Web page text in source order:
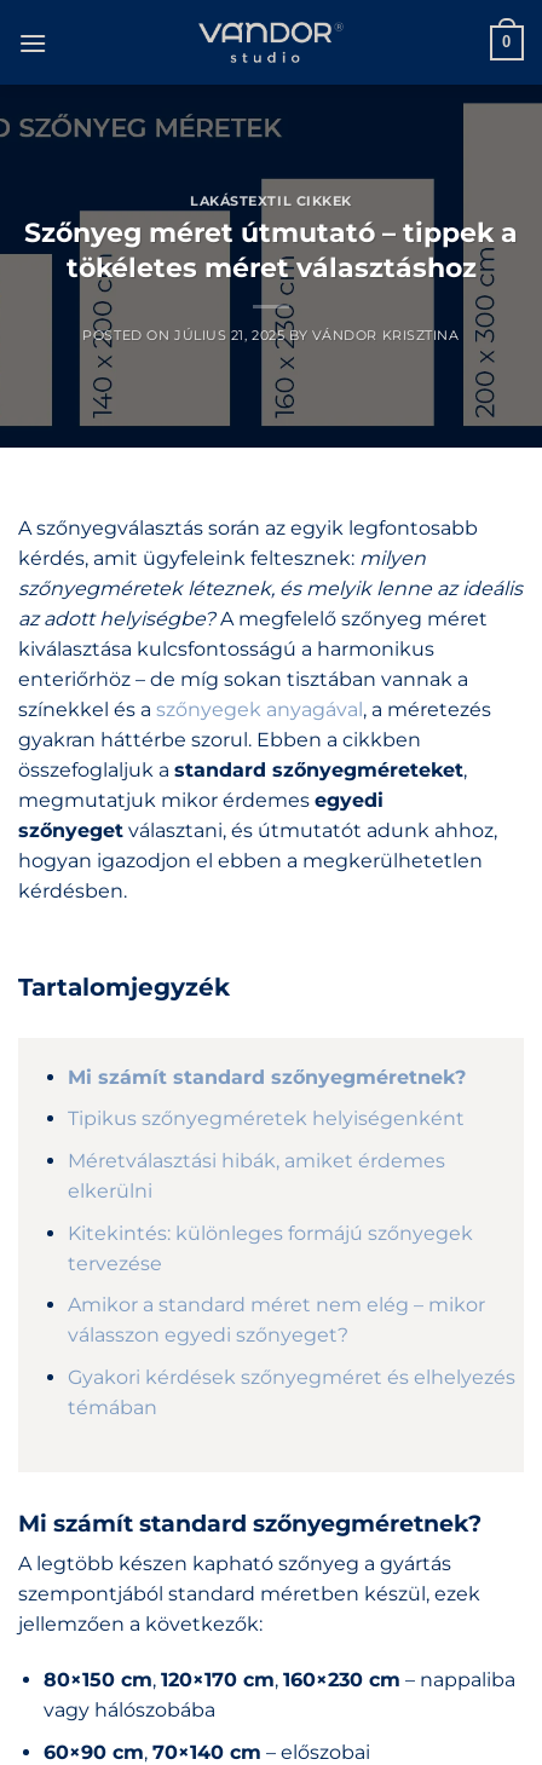
0
LAKÁSTEXTIL CIKKEK
Szőnyeg méret útmutató – tippek a
tökéletes méret választáshoz
POSTED ON JÚLIUS 21, 2025 BY VÁNDOR KRISZTINA
A szőnyegválasztás során az egyik legfontosabb
kérdés, amit ügyfeleink feltesznek: milyen
szőnyegméretek léteznek, és melyik lenne az ideális
az adott helyiségbe?A megfelelő szőnyeg méret
kiválasztása kulcsfontosságú a harmonikus
enteriőrhöz – de míg sokan tisztában vannak a
színekkel és a szőnyegek anyagával, a méretezés
gyakran háttérbe szorul. Ebben a cikkben
összefoglaljuk a standard szőnyegméreteket,
megmutatjuk mikor érdemes egyedi
szőnyeget választani, és útmutatót adunk ahhoz,
hogyan igazodjon el ebben a megkerülhetetlen
kérdésben.
Tartalomjegyzék
Mi számít standard szőnyegméretnek?
Tipikus szőnyegméretek helyiségenként
Méretválasztási hibák, amiket érdemes
elkerülni
Kitekintés: különleges formájú szőnyegek
tervezése
Amikor a standard méret nem elég – mikor
válasszon egyedi szőnyeget?
Gyakori kérdések szőnyegméret és elhelyezés
témában
Mi számít standard szőnyegméretnek?
A legtöbb készen kapható szőnyeg a gyártás
szempontjából standard méretben készül, ezek
jellemzően a következők:
80×150 cm, 120×170 cm, 160×230 cm – nappaliba
vagy hálószobába
60×90 cm, 70×140 cm – előszobai